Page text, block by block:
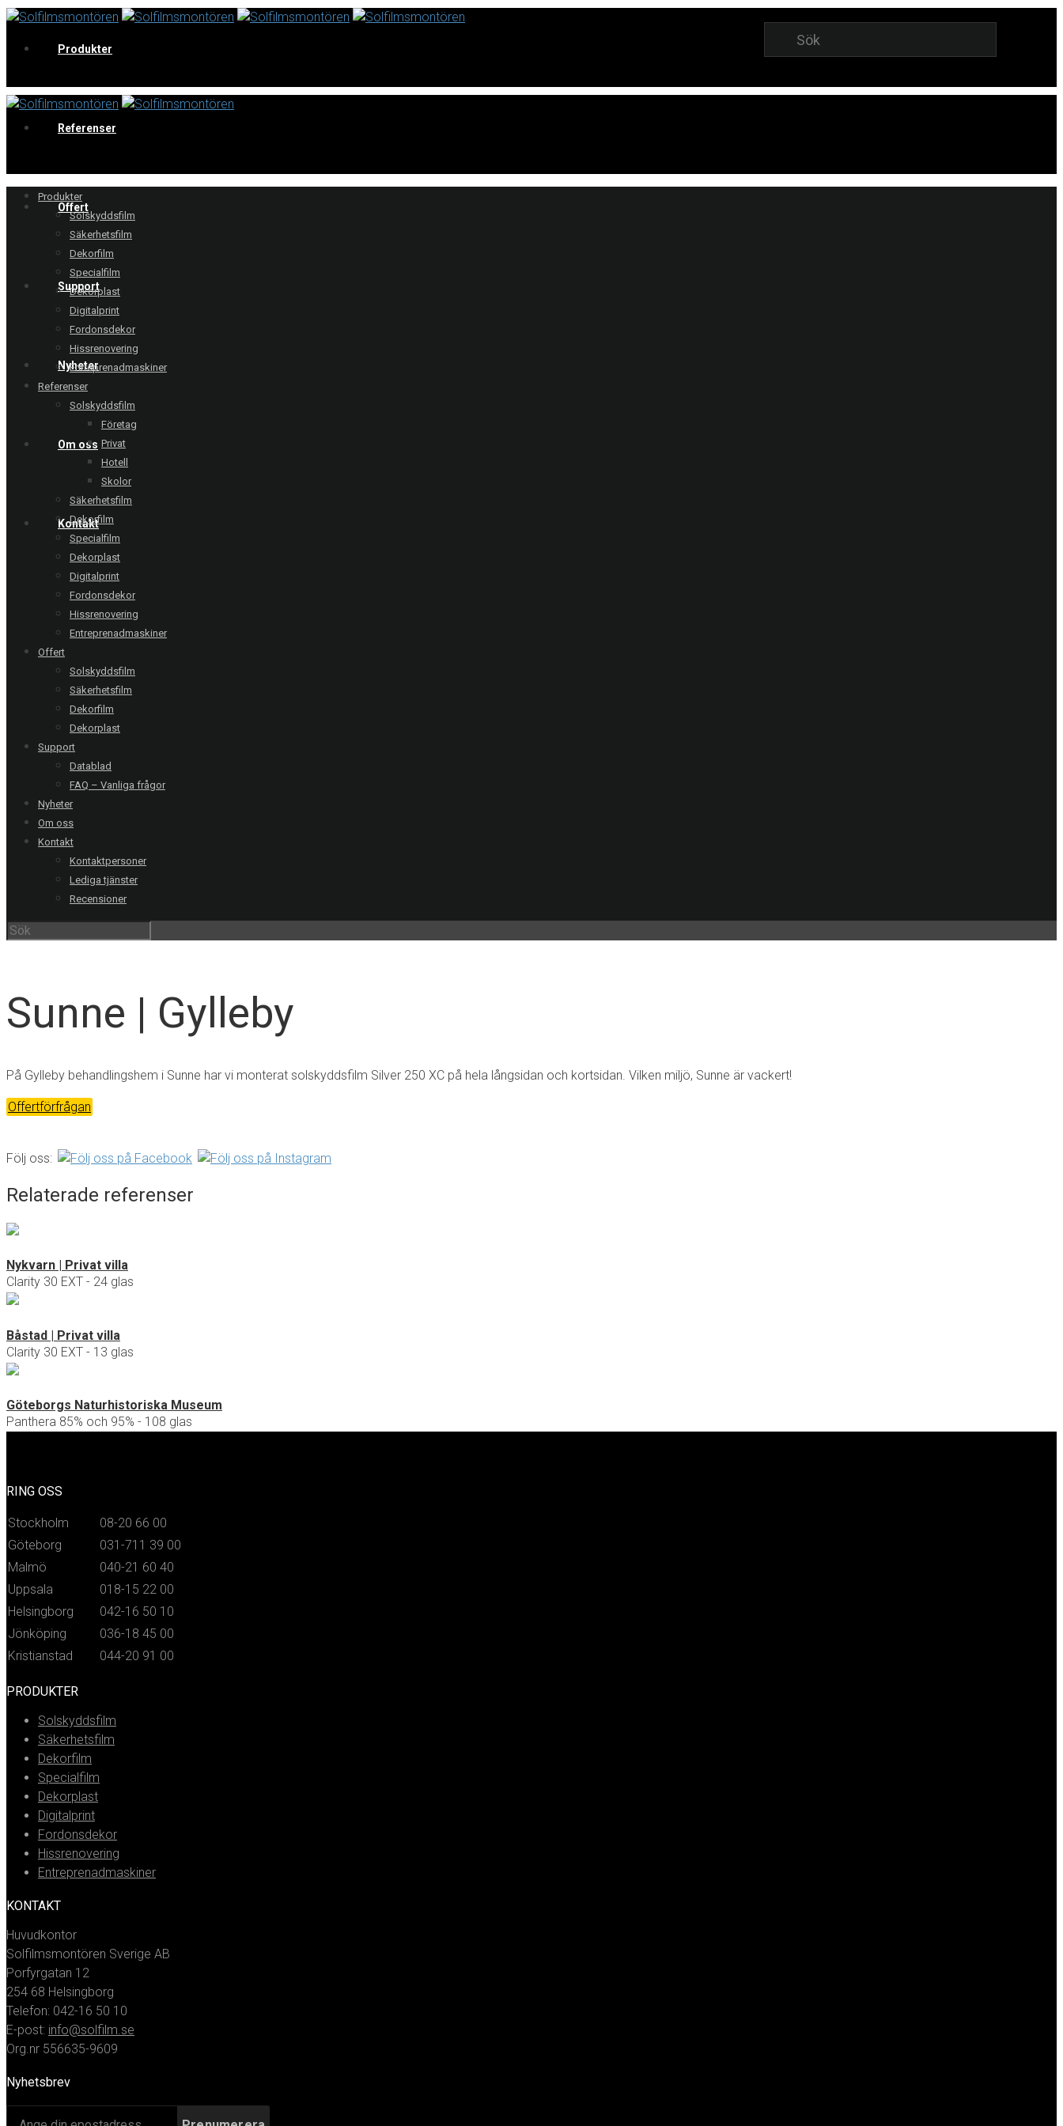
Produkter
Referenser
Offert
Support
Nyheter
Om oss
Kontakt
Produkter
Solskyddsfilm
Säkerhetsfilm
Dekorfilm
Specialfilm
Dekorplast
Digitalprint
Fordonsdekor
Hissrenovering
Entreprenadmaskiner
Referenser
Solskyddsfilm
Företag
Privat
Hotell
Skolor
Säkerhetsfilm
Dekorfilm
Specialfilm
Dekorplast
Digitalprint
Fordonsdekor
Hissrenovering
Entreprenadmaskiner
Offert
Solskyddsfilm
Säkerhetsfilm
Dekorfilm
Dekorplast
Support
Datablad
FAQ – Vanliga frågor
Nyheter
Om oss
Kontakt
Kontaktpersoner
Lediga tjänster
Recensioner
Sunne | Gylleby
På Gylleby behandlingshem i Sunne har vi monterat solskyddsfilm Silver 250 XC på hela långsidan och kortsidan. Vilken miljö, Sunne är vackert!
Offertförfrågan
Följ oss:
Relaterade referenser
Nykvarn | Privat villa
Clarity 30 EXT - 24 glas
Båstad | Privat villa
Clarity 30 EXT - 13 glas
Göteborgs Naturhistoriska Museum
Panthera 85% och 95% - 108 glas
RING OSS
Stockholm
08-20 66 00
Göteborg
031-711 39 00
Malmö
040-21 60 40
Uppsala
018-15 22 00
Helsingborg
042-16 50 10
Jönköping
036-18 45 00
Kristianstad
044-20 91 00
PRODUKTER
Solskyddsfilm
Säkerhetsfilm
Dekorfilm
Specialfilm
Dekorplast
Digitalprint
Fordonsdekor
Hissrenovering
Entreprenadmaskiner
KONTAKT
Huvudkontor
Solfilmsmontören Sverige AB
Porfyrgatan 12
254 68 Helsingborg
Telefon: 042-16 50 10
E-post: info@solfilm.se
Org.nr 556635-9609
Nyhetsbrev